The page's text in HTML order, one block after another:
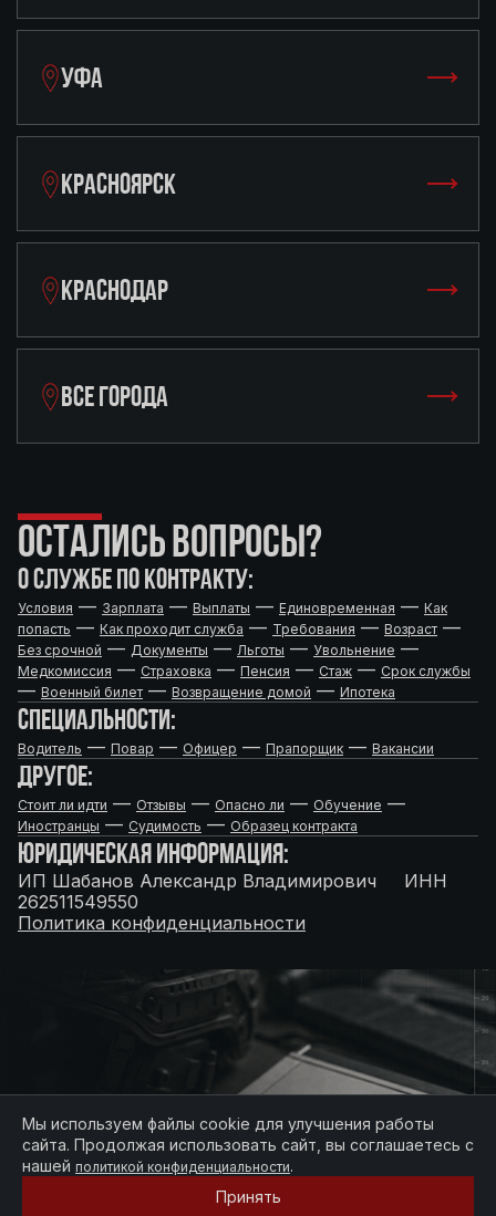
УФА
КРАСНОЯРСК
КРАСНОДАР
ВСЕ ГОРОДА
ОСТАЛИСЬ ВОПРОСЫ?
О СЛУЖБЕ ПО КОНТРАКТУ:
Условия — Зарплата — Выплаты — Единовременная — Как
попасть — Как проходит служба — Требования — Возраст —
Без срочной — Документы — Льготы — Увольнение —
Медкомиссия — Страховка — Пенсия — Стаж — Срок службы
— Военный билет — Возвращение домой — Ипотека
СПЕЦИАЛЬНОСТИ:
Водитель — Повар — Офицер — Прапорщик — Вакансии
ДРУГОЕ:
Стоит ли идти — Отзывы — Опасно ли — Обучение —
Иностранцы — Судимость — Образец контракта
ЮРИДИЧЕСКАЯ ИНФОРМАЦИЯ:
ИП Шабанов Александр Владимирович ИНН
262511549550
Политика конфиденциальности
Мы используем файлы cookie для улучшения работы
сайта. Продолжая использовать сайт, вы соглашаетесь с
нашей политикой конфиденциальности.
Принять